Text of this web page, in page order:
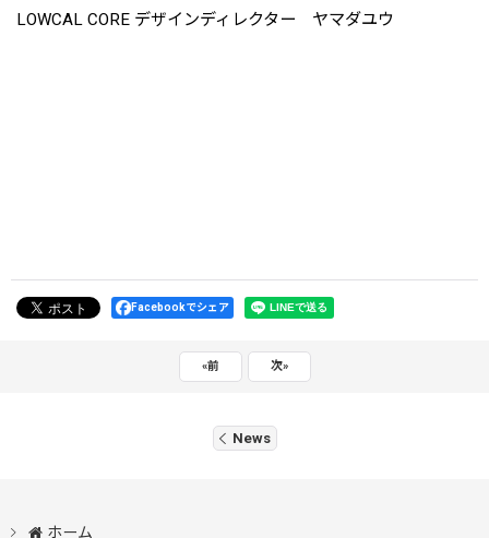
LOWCAL CORE デザインディレクター ヤマダユウ
Facebookでシェア
«前 次»
News
ホーム